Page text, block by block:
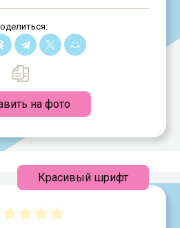
на фото
Красивый шрифт